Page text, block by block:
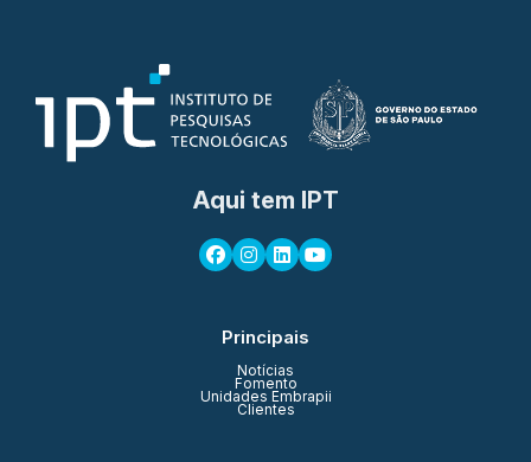
Aqui tem IPT
Principais
Notícias
Fomento
Unidades Embrapii
Clientes